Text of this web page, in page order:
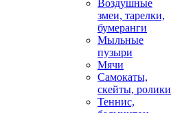
Воздушные
змеи, тарелки,
бумеранги
Мыльные
пузыри
Мячи
Самокаты,
скейты, ролики
Теннис,